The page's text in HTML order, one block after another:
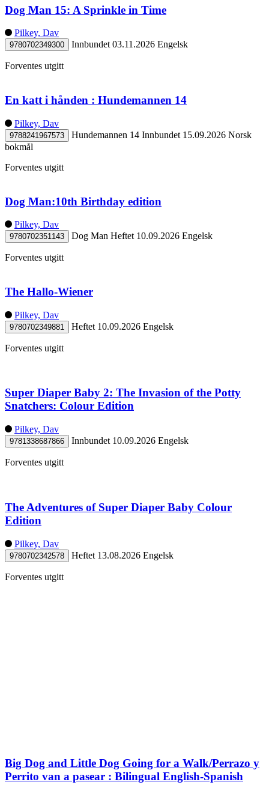
Dog Man 15: A Sprinkle in Time
Pilkey, Dav
9780702349300 Innbundet 03.11.2026 Engelsk
Forventes utgitt
En katt i hånden : Hundemannen 14
Pilkey, Dav
9788241967573 Hundemannen 14 Innbundet 15.09.2026 Norsk
bokmål
Forventes utgitt
Dog Man:10th Birthday edition
Pilkey, Dav
9780702351143 Dog Man Heftet 10.09.2026 Engelsk
Forventes utgitt
The Hallo-Wiener
Pilkey, Dav
9780702349881 Heftet 10.09.2026 Engelsk
Forventes utgitt
Super Diaper Baby 2: The Invasion of the Potty
Snatchers: Colour Edition
Pilkey, Dav
9781338687866 Innbundet 10.09.2026 Engelsk
Forventes utgitt
The Adventures of Super Diaper Baby Colour
Edition
Pilkey, Dav
9780702342578 Heftet 13.08.2026 Engelsk
Forventes utgitt
Big Dog and Little Dog Going for a Walk/Perrazo y
Perrito van a pasear : Bilingual English-Spanish